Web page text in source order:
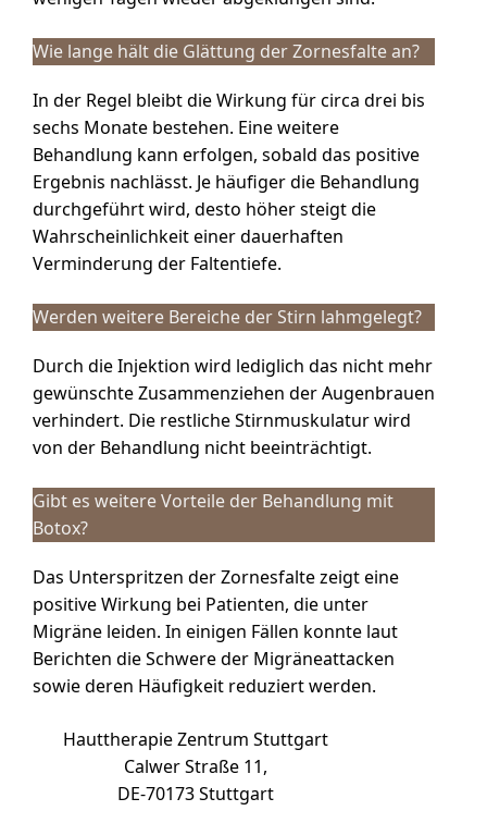
Wie lange hält die Glättung der Zornesfalte an?
In der Regel bleibt die Wirkung für circa drei bis
sechs Monate bestehen. Eine weitere
Behandlung kann erfolgen, sobald das positive
Ergebnis nachlässt. Je häufiger die Behandlung
durchgeführt wird, desto höher steigt die
Wahrscheinlichkeit einer dauerhaften
Verminderung der Faltentiefe.
Werden weitere Bereiche der Stirn lahmgelegt?
Durch die Injektion wird lediglich das nicht mehr
gewünschte Zusammenziehen der Augenbrauen
verhindert. Die restliche Stirnmuskulatur wird
von der Behandlung nicht beeinträchtigt.
Gibt es weitere Vorteile der Behandlung mit
Botox?
Das Unterspritzen der Zornesfalte zeigt eine
positive Wirkung bei Patienten, die unter
Migräne leiden. In einigen Fällen konnte laut
Berichten die Schwere der Migräneattacken
sowie deren Häufigkeit reduziert werden.
Hauttherapie Zentrum Stuttgart
Calwer Straße 11,
DE-70173 Stuttgart